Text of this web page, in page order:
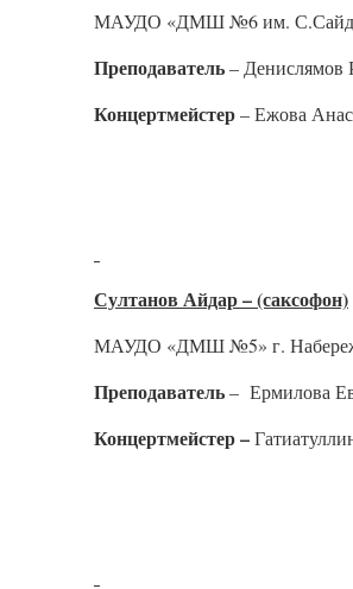
МАУДО «ДМШ №6 им.
Преподаватель– Денислямов
Концертмейстер– Ежова
Султанов Айдар – (саксофон)
МАУДО «ДМШ №5» г.
Преподаватель– Ермилова
Концертмейстер –